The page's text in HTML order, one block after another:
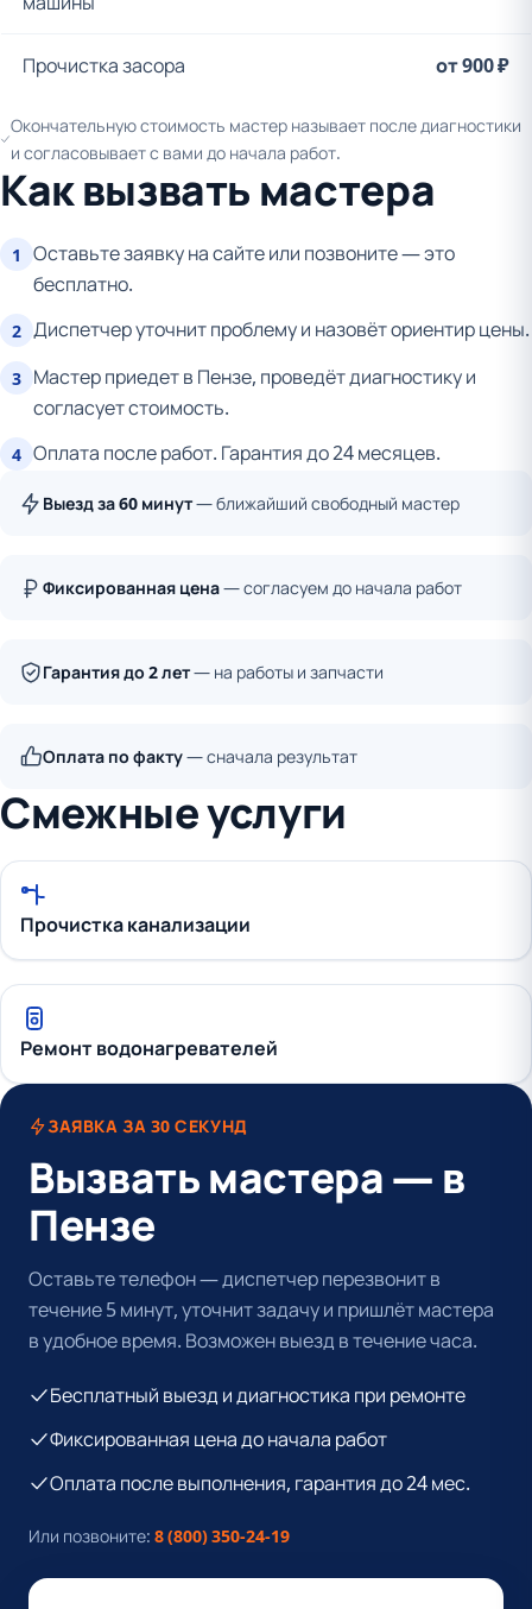
Прочистка засора от 900 ₽
Окончательную стоимость мастер называет после диагностики
и согласовывает с вами до начала работ.
Как вызвать мастера
1
Оставьте заявку на сайте или позвоните — это
бесплатно.
2 Диспетчер уточнит проблему и назовёт ориентир цены.
3 Мастер приедет в Пензе, проведёт диагностику и
согласует стоимость.
4 Оплата после работ. Гарантия до 24 месяцев.
Выезд за 60 минут— ближайший свободный мастер
Фиксированная цена— согласуем до начала работ
Гарантия до 2 лет— на работы и запчасти
Оплата по факту— сначала результат
Смежные услуги
Прочистка канализации
Ремонт водонагревателей
ЗАЯВКА ЗА 30 СЕКУНД
Вызвать мастера — в
Пензе
Оставьте телефон — диспетчер перезвонит в
течение 5 минут, уточнит задачу и пришлёт мастера
в удобное время. Возможен выезд в течение часа.
Бесплатный выезд и диагностика при ремонте
Фиксированная цена до начала работ
Оплата после выполнения, гарантия до 24 мес.
Или позвоните: 8 (800) 350-24-19